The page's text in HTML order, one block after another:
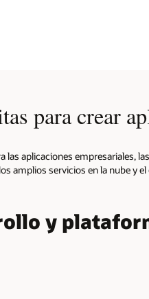
para crear
las aplicaciones
amplios servicios en la nube y
y